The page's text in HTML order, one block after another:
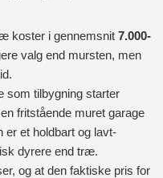
koster i gennemsnit 7.000-
valg end mursten, men
som tilbygning starter
fritstående muret garage
er et holdbart og lavt-
dyrere end træ.
og at den faktiske pris for